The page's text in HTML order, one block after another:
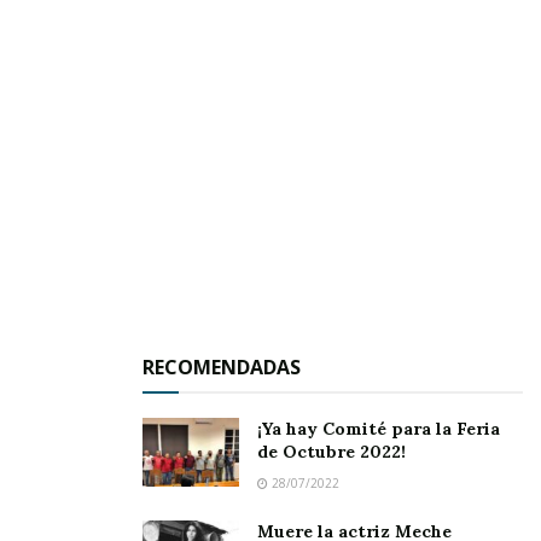
RECOMENDADAS
¡Ya hay Comité para la Feria
de Octubre 2022!
28/07/2022
Muere la actriz Meche